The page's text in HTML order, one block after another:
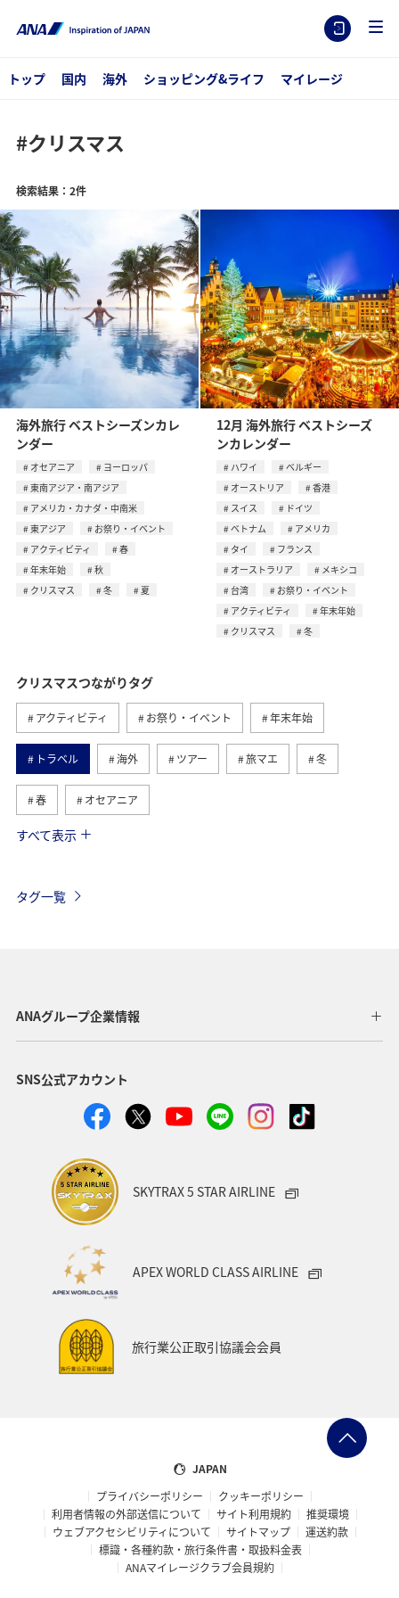
トップ 国内 海外 ショッピング&ライフ マイレージ
#クリスマス
検索結果：2件
海外旅行 ベストシーズンカレ
ンダー
オセアニア
ヨーロッパ
東南アジア・南アジア
アメリカ・カナダ・中南米
東アジア
お祭り・イベント
アクティビティ
春
年末年始
秋
クリスマス
冬 夏
12月 海外旅行 ベストシーズ
ンカレンダー
ハワイ
ベルギー
オーストリア
香港
スイス
ドイツ
ベトナム
アメリカ
タイ
フランス
オーストラリア
メキシコ
台湾
お祭り・イベント
アクティビティ
年末年始
クリスマス
冬
クリスマスつながりタグ
アクティビティ お祭り・イベント 年末年始
トラベル 海外 ツアー 旅マエ 冬
春 オセアニア
ヨーロッパ
すべて表示
タグ一覧
ANAグループ企業情報
SNS公式アカウント
SKYTRAX 5 STAR AIRLINE
APEX WORLD CLASS AIRLINE
旅行業公正取引協議会会員
JAPAN
プライバシーポリシー
クッキーポリシー
利用者情報の外部送信について
サイト利用規約
推奨環境
ウェブアクセシビリティについて
サイトマップ
運送約款
標識・各種約款・旅行条件書・取扱料金表
ANAマイレージクラブ会員規約